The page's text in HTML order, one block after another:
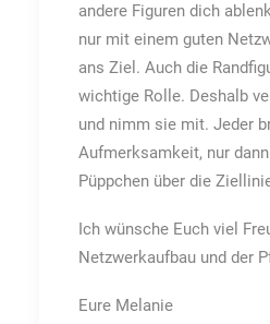
andere Figuren dich
nur mit einem guten
ans Ziel. Auch die
wichtige Rolle. Deshalb
und nimm sie mit. Jeder
Aufmerksamkeit, nur
Püppchen über die
Ich wünsche Euch viel
Netzwerkaufbau und der
Eure Melanie